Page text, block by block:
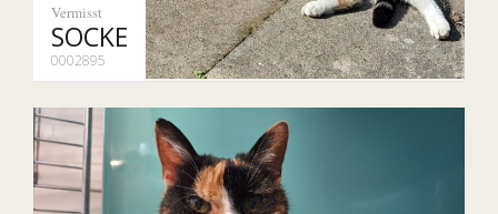
Vermisst
SOCKE
0002895